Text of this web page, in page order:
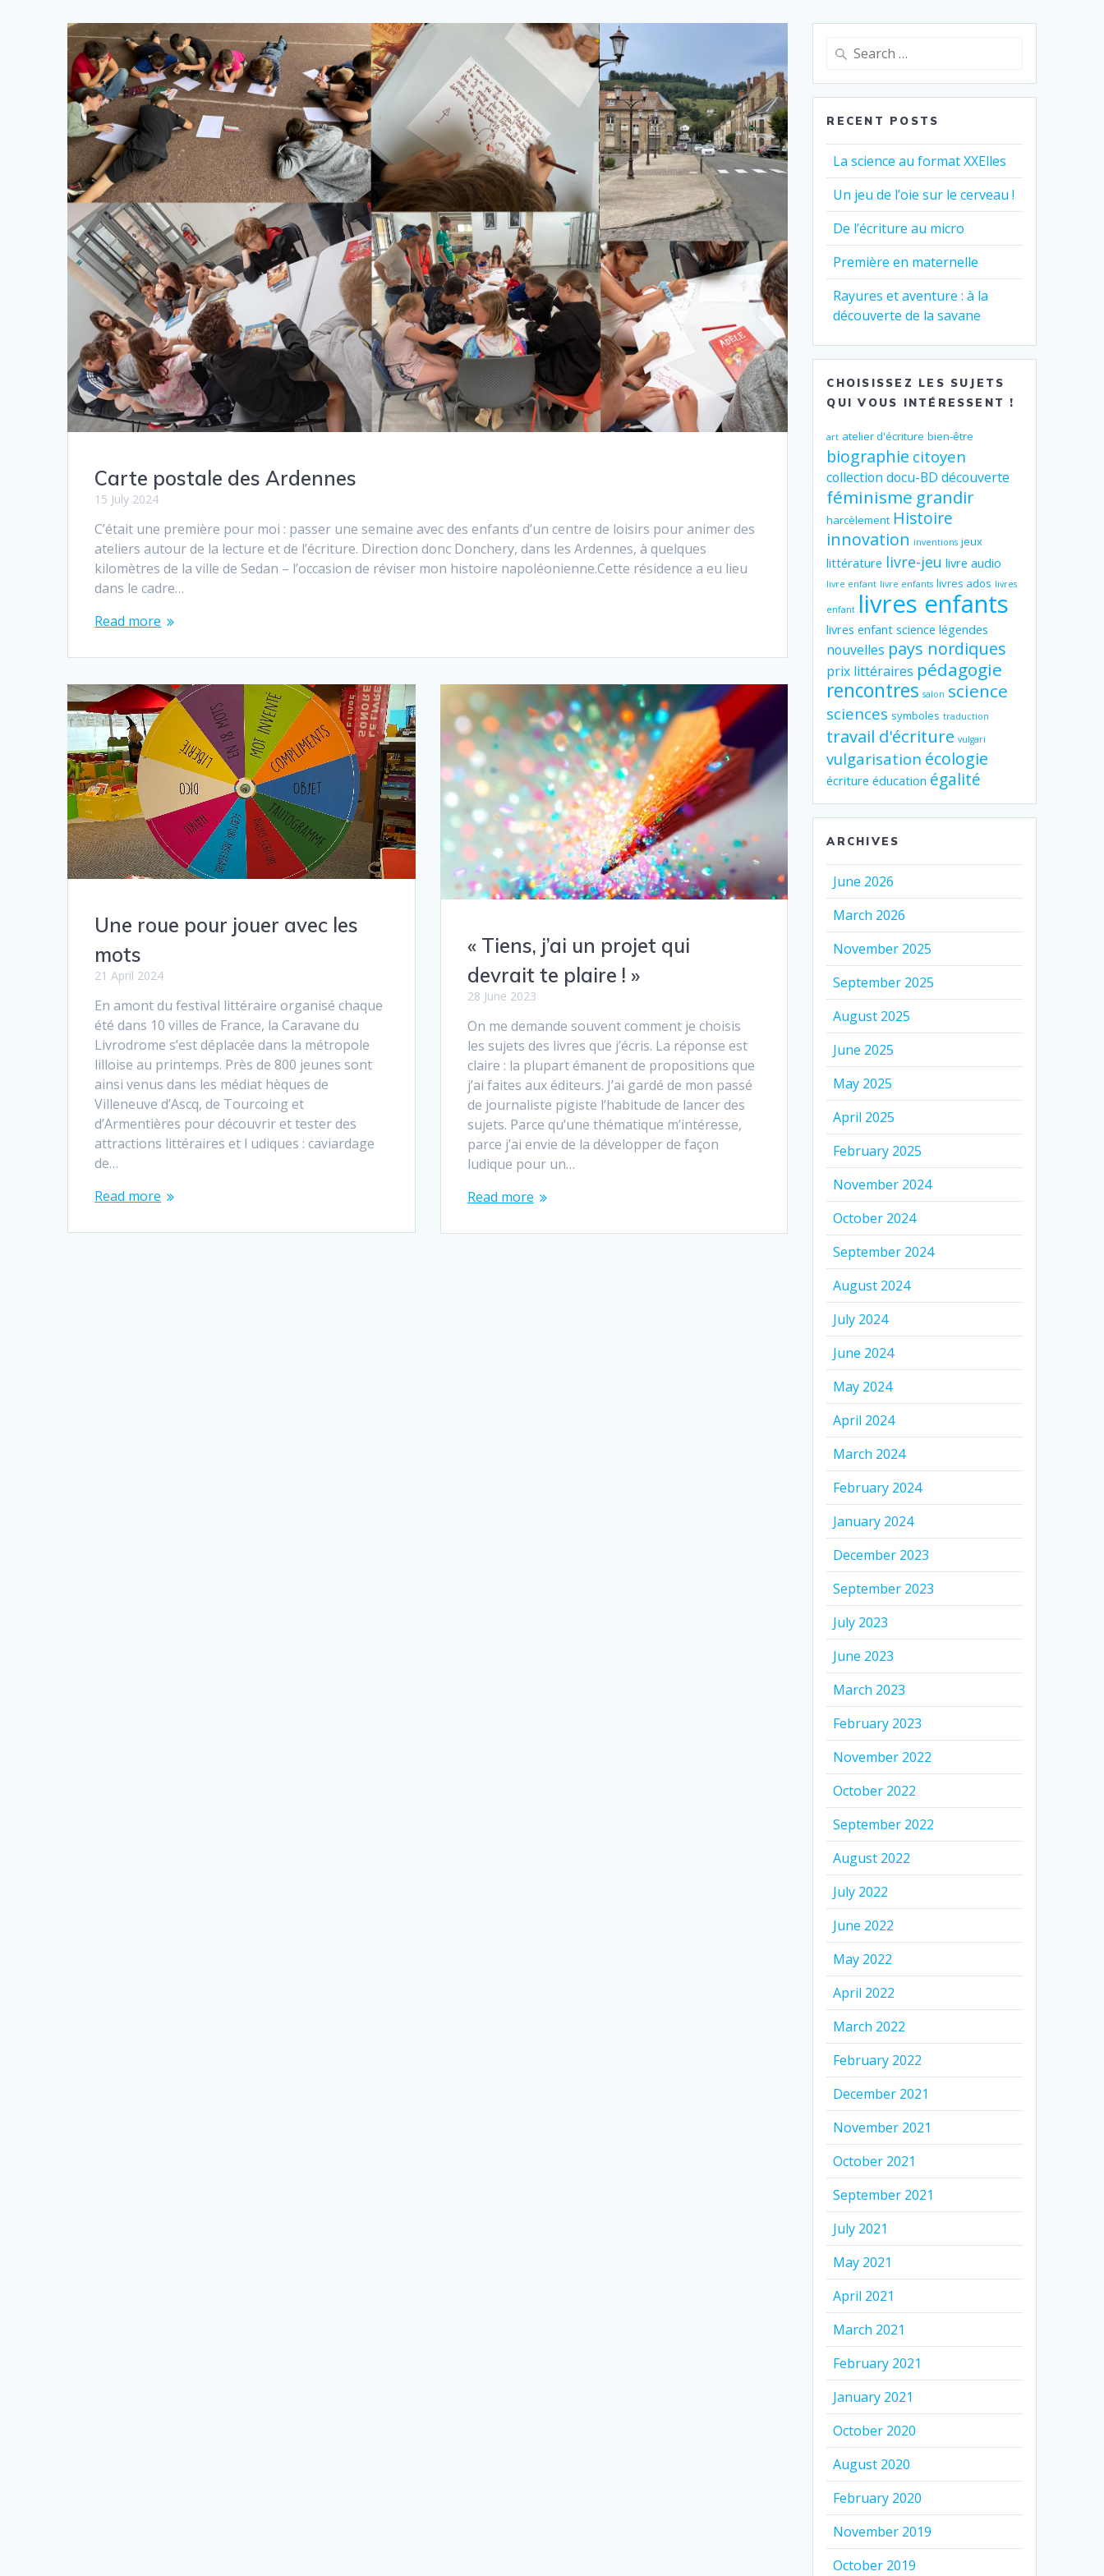
Carte postale des Ardennes
15 July 2024
C’était une première pour moi : passer une semaine avec des enfants d’un centre de loisirs pour animer des
ateliers autour de la lecture et de l’écriture. Direction donc Donchery, dans les Ardennes, à quelques
kilomètres de la ville de Sedan – l’occasion de réviser mon histoire napoléonienne.Cette résidence a eu lieu
dans le cadre…
Read more
Une roue pour jouer avec les
mots
21 April 2024
En amont du festival littéraire organisé chaque
été dans 10 villes de France, la Caravane du
Livrodrome s’est déplacée dans la métropole
lilloise au printemps. Près de 800 jeunes sont
ainsi venus dans les médiat hèques de
Villeneuve d’Ascq, de Tourcoing et
d’Armentières pour découvrir et tester des
attractions littéraires et l udiques : caviardage
de…
Read more
« Tiens, j’ai un projet qui
devrait te plaire ! »
28 June 2023
On me demande souvent comment je choisis
les sujets des livres que j’écris. La réponse est
claire : la plupart émanent de propositions que
j’ai faites aux éditeurs. J’ai gardé de mon passé
de journaliste pigiste l’habitude de lancer des
sujets. Parce qu’une thématique m’intéresse,
parce j’ai envie de la développer de façon
ludique pour un…
Read more
Search
RECENT POSTS
La science au format XXElles
Un jeu de l’oie sur le cerveau !
De l’écriture au micro
Première en maternelle
Rayures et aventure : à la
découverte de la savane
CHOISISSEZ LES SUJETS
QUI VOUS INTÉRESSENT !
art atelier d'écriture bien-être
biographie citoyen
collection docu-BD découverte
féminisme grandir
harcèlement Histoire
innovation inventions jeux
littérature livre-jeu livre audio
livre enfant livre enfants livres ados livres
enfant livres enfants
livres enfant science légendes
nouvelles pays nordiques
prix littéraires pédagogie
rencontres salon science
sciences symboles traduction
travail d'écriture vulgari
vulgarisation écologie
écriture éducation égalité
ARCHIVES
June 2026
March 2026
November 2025
September 2025
August 2025
June 2025
May 2025
April 2025
February 2025
November 2024
October 2024
September 2024
August 2024
July 2024
June 2024
May 2024
April 2024
March 2024
February 2024
January 2024
December 2023
September 2023
July 2023
June 2023
March 2023
February 2023
November 2022
October 2022
September 2022
August 2022
July 2022
June 2022
May 2022
April 2022
March 2022
February 2022
December 2021
November 2021
October 2021
September 2021
July 2021
May 2021
April 2021
March 2021
February 2021
January 2021
October 2020
August 2020
February 2020
November 2019
October 2019